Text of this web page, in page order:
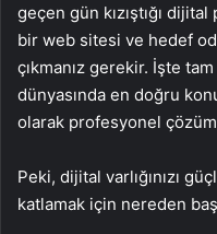
geçen gün kızıştığı
bir web sitesi ve hedef
çıkmanız gerekir. İşte
dünyasında en doğru
olarak profesyonel
Peki, dijital varlığınızı
katlamak için nereden